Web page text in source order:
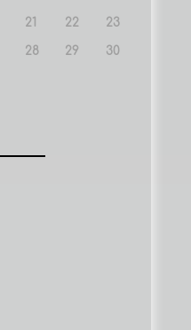
21 22 23
28 29 30